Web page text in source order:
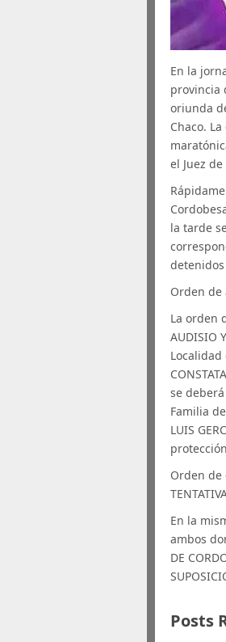
En la
provincia
oriunda
Chaco.
el Juez
la tarde
Orden
La orden
AUDISIO
se
Familia
LUIS
Orden de
En la
ambos
DE
Posts